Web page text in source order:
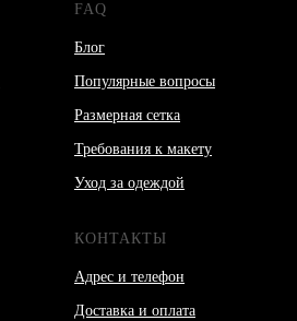
FAQ
Блог
Популярные вопросы
Размерная сетка
Требования к макету
Уход за одеждой
КОНТАКТЫ
Адрес и телефон
Доставка и оплата